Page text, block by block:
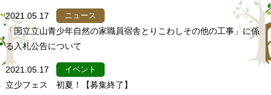
2021.05.17 ニュース
「国立立山青少年自然の家職員宿舎とりこわしその他の工事」に係
る入札公告について
2021.05.17 イベント
立少フェス 初夏！【募集終了】